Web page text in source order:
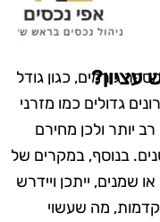
עציון?
גורמים, כגון גודל
גדולים כמו מזרני
רב יותר ולכן מחירם
בנוסף, במקרים של
שמנים, ייתכן ויידרש
מה שעשוי